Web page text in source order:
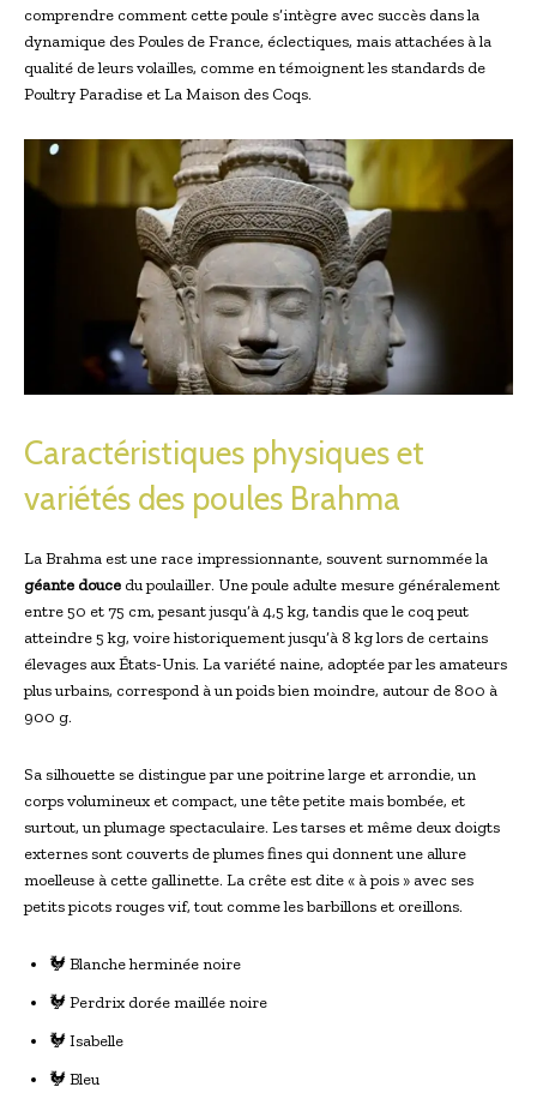
comprendre comment cette poule s’intègre avec succès dans la
dynamique des Poules de France, éclectiques, mais attachées à la
qualité de leurs volailles, comme en témoignent les standards de
Poultry Paradise et La Maison des Coqs.
Caractéristiques physiques et
variétés des poules Brahma
La Brahma est une race impressionnante, souvent surnommée la
géante douce du poulailler. Une poule adulte mesure généralement
entre 50 et 75 cm, pesant jusqu’à 4,5 kg, tandis que le coq peut
atteindre 5 kg, voire historiquement jusqu’à 8 kg lors de certains
élevages aux États-Unis. La variété naine, adoptée par les amateurs
plus urbains, correspond à un poids bien moindre, autour de 800 à
900 g.
Sa silhouette se distingue par une poitrine large et arrondie, un
corps volumineux et compact, une tête petite mais bombée, et
surtout, un plumage spectaculaire. Les tarses et même deux doigts
externes sont couverts de plumes fines qui donnent une allure
moelleuse à cette gallinette. La crête est dite « à pois » avec ses
petits picots rouges vif, tout comme les barbillons et oreillons.
🐓 Blanche herminée noire
🐓 Perdrix dorée maillée noire
🐓 Isabelle
🐓 Bleu